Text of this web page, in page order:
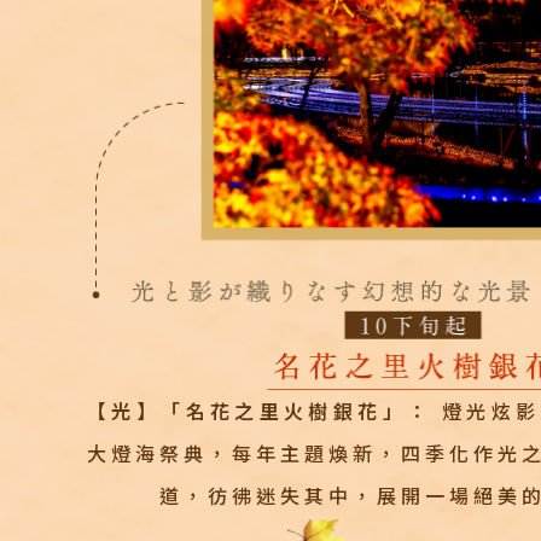
【光】「名花之里火樹銀花」：
燈光炫
大燈海祭典，每年主題煥新，四季化作光
道，彷彿迷失其中，展開一場絕美